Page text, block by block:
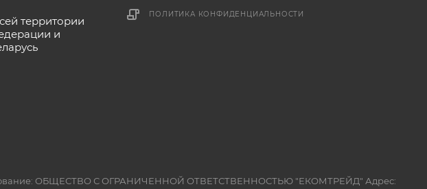
территории
и
ПОЛИТИКА КОНФИДЕНЦИАЛЬНОСТИ
ОБЩЕСТВО С ОГРАНИЧЕННОЙ ОТВЕТСТВЕННОСТЬЮ "ЕКОМТРЕЙД" Адрес: